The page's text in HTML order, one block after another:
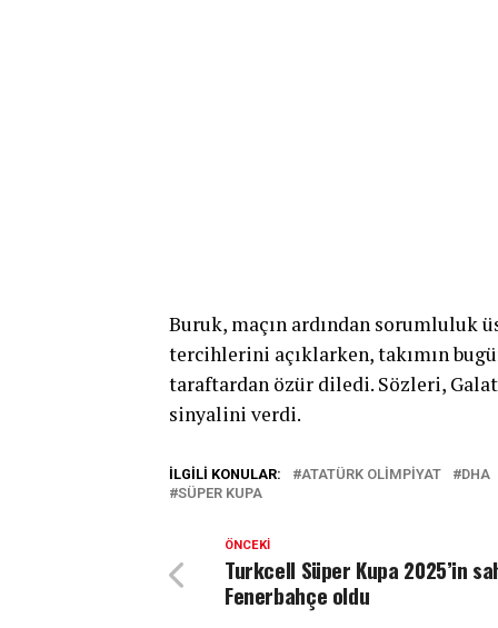
Buruk, maçın ardından sorumluluk
tercihlerini açıklarken, takımın
taraftardan özür diledi. Sözleri,
sinyalini verdi.
İLGILI KONULAR: ATATÜRK OLIMPIYAT
DHA
SÜPER KUPA
ÖNCEKI
Turkcell Süper Kupa 2025’in
Fenerbahçe oldu